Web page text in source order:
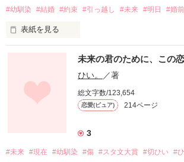
*表紙作成…20150902
*執筆開始…20151030
*執筆終了…20160125
*表紙公開…20160201
*更新開始…20160202
*更新終了…20160327
゜
*
.
水谷 周(みずたに しゅう)
明るい器用無気力
×
真っ平御免です。
咲坂 春(さきさか はる)
馬鹿真面目
不真面目
はじめての、恋だった
「ラブレターの書き方、教えて欲しい」
うまくいけばいいね、なんて
あたしは 本当 と うそ を吐き出した。
#幼馴染 #結婚 #約束 #引っ越し #未来 #明日 #婚
表紙を見る
「ねぇ、ちひろ」
さみしさをかき消すために
未来の君のために、この
ひい。 ／著
総文字数/123,654
恋愛(ピュア) 214ページ
3
#未来 #現在 #幼馴染 #傷 #スタ文大賞 #切ひい #ひ